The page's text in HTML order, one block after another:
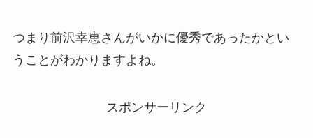
つまり前沢幸恵さんがいかに優秀であったかとい
うことがわかりますよね。
スポンサーリンク